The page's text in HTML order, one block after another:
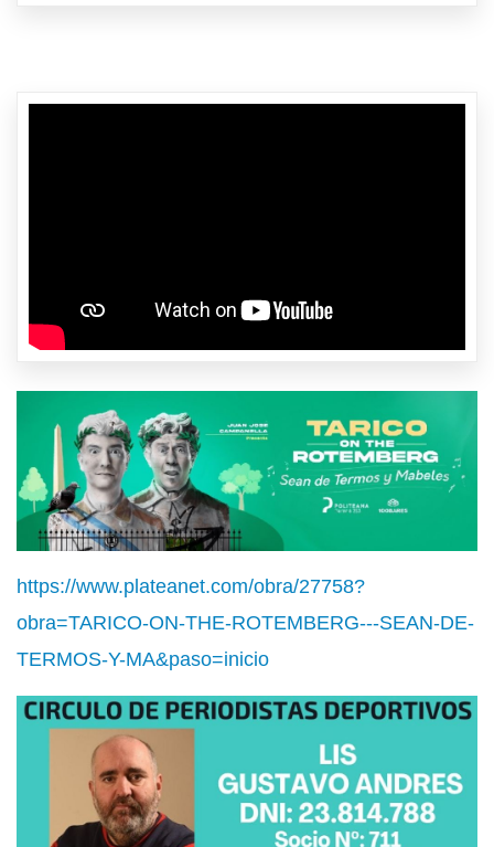
https://www.plateanet.com/obra/27758?
obra=TARICO-ON-THE-ROTEMBERG---SEAN-DE-
TERMOS-Y-MA&paso=inicio